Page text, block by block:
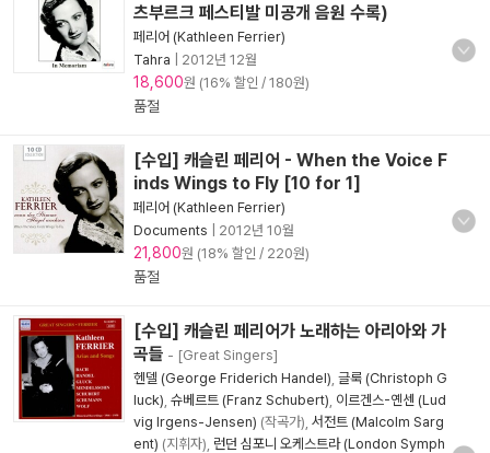
츠부르크 페스티발 미공개 음원 수록)
페리어 (Kathleen Ferrier)
Tahra
2012년 12월
18,600원 (16% 할인 / 180원)
품절
[수입] 캐슬린 페리어 - When the Voice F
inds Wings to Fly [10 for 1]
페리어 (Kathleen Ferrier)
Documents
2012년 10월
21,800원 (18% 할인 / 220원)
품절
[수입] 캐슬린 페리어가 노래하는 아리아와 가
곡들 - [Great Singers]
헨델 (George Friderich Handel) 글룩 (Christoph G
luck) 슈베르트 (Franz Schubert) 이르겐스-옌센 (Lud
vig Irgens-Jensen) (작곡가), 서전트 (Malcolm Sarg
ent) (지휘자), 런던 심포니 오케스트라 (London Symph